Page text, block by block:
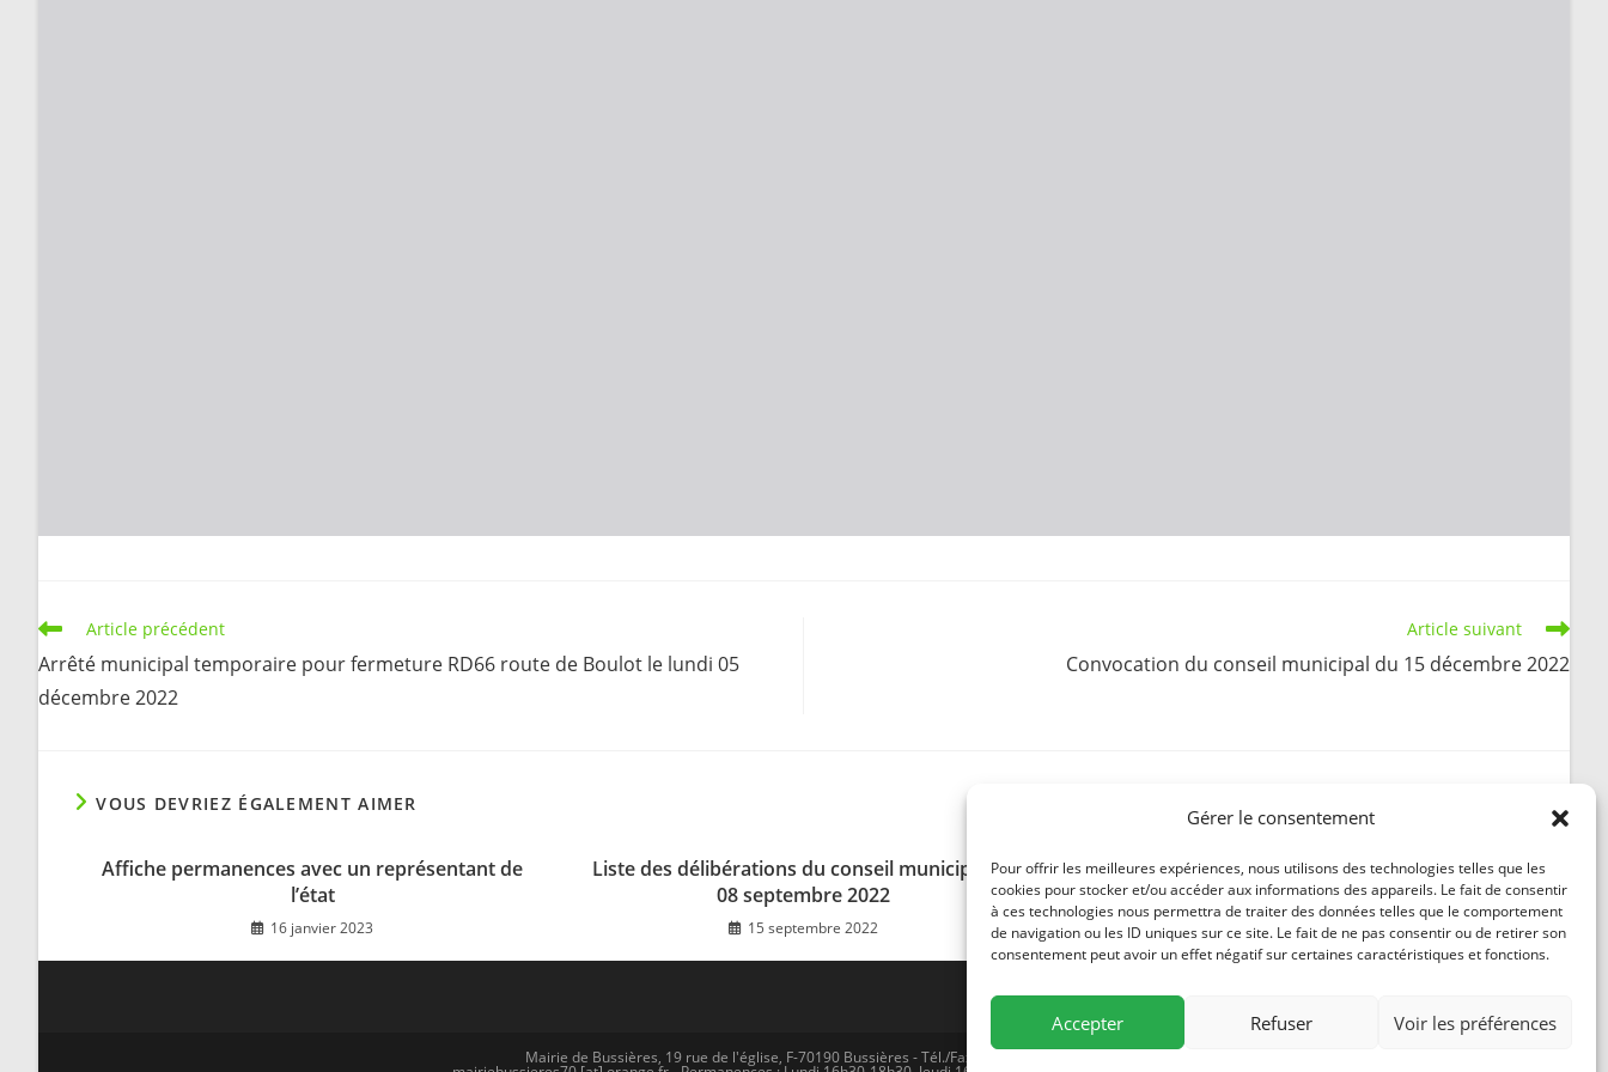
Gérer le consentement
Pour offrir les meilleures expériences, nous utilisons des technologies telles que les
cookies pour stocker et/ou accéder aux informations des appareils. Le fait de consentir
à ces technologies nous permettra de traiter des données telles que le comportement
de navigation ou les ID uniques sur ce site. Le fait de ne pas consentir ou de retirer son
consentement peut avoir un effet négatif sur certaines caractéristiques et fonctions.
Accepter Refuser Voir les préférences
Read
more
articles
Article précédent
Arrêté municipal temporaire pour fermeture RD66 route de Boulot le lundi 05
décembre 2022
Article suivant
Convocation du conseil municipal du 15 décembre 2022
VOUS DEVRIEZ ÉGALEMENT AIMER
Affiche permanences avec un représentant de
l’état
16 janvier 2023
Liste des délibérations du conseil municipal du
08 septembre 2022
15 septembre 2022
Crise énergétique – Flyer pour les aides de l’Etat
aux TPE
16 février 2023
Mairie de Bussières, 19 rue de l'église, F-70190 Bussières - Tél./Fax (0)3 81 57 77 84